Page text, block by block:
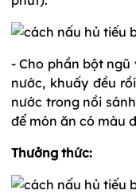
- Cho phần bột
nước, khuấy đều
nước trong nồi
để món ăn có màu
Thưởng thức: